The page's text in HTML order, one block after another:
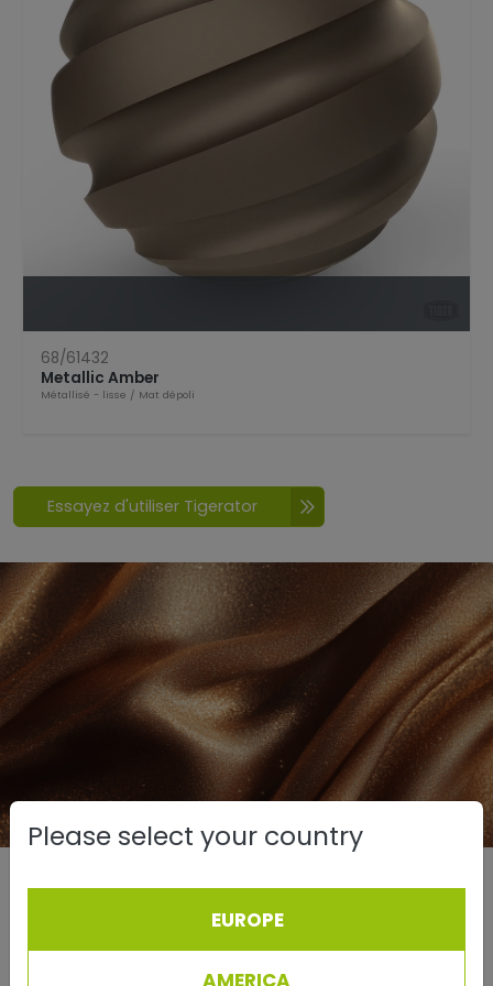
68/61432
Metallic Amber
Métallisé - lisse / Mat dépoli
Essayez d'utiliser Tigerator
Quartz fumé
Grounding Energy for Inner Balance
Le quartz fumé est réputé pour ses effets calmants
Please select your country
EUROPE
AMERICA